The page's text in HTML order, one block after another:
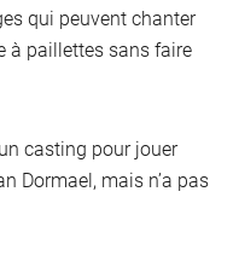
qui peuvent chanter
à paillettes sans faire
casting pour jouer
Dormael, mais n’a pas